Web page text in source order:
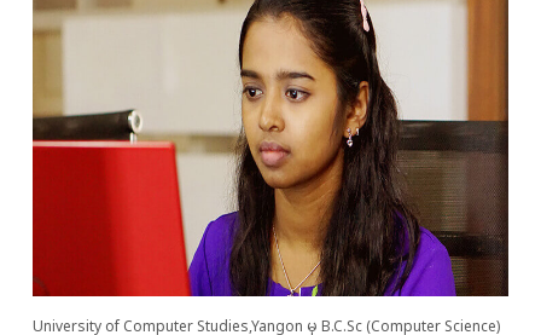
University of Computer Studies,Yangon မှ B.C.Sc (Computer Science)